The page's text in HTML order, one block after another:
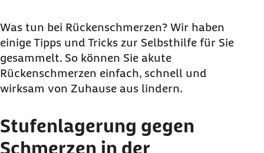
Lendenwirbelsäule
Wärme gegen Rückenschmerzen
Massagen helfen bei Rückenbeschwerden
Fünf Übungen gegen Rückenschmerzen für
Zwischendurch
Rückenbeschwerden
Medikamente als Mittel gegen
Was tun bei Rückenschmerzen? Wir haben
einige Tipps und Tricks zur Selbsthilfe für Sie
gesammelt. So können Sie akute
Rückenschmerzen einfach, schnell und
wirksam von Zuhause aus lindern.
Stufenlagerung gegen
Schmerzen in der